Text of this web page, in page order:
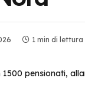
1 min di lettura